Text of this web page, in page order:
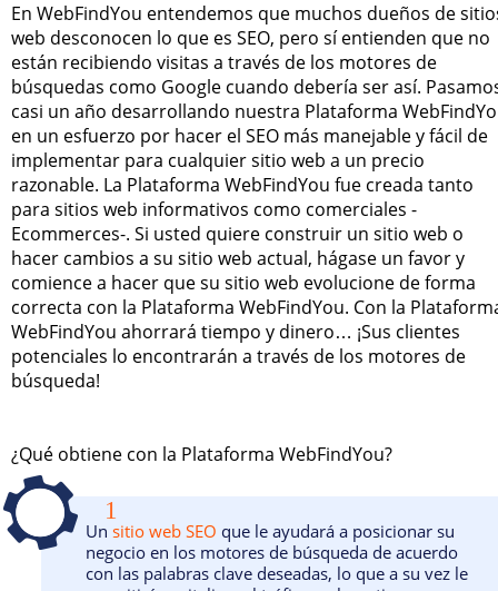
En WebFindYou entendemos que muchos dueños de
web desconocen lo que es SEO, pero sí entienden que no
están recibiendo visitas a través de los motores de
búsquedas como Google cuando debería ser así.
casi un año desarrollando nuestra Plataforma
en un esfuerzo por hacer el SEO más manejable y fácil de
implementar para cualquier sitio web a un precio
razonable. La Plataforma WebFindYou fue creada tanto
para sitios web informativos como comerciales -
Ecommerces-. Si usted quiere construir un sitio web o
hacer cambios a su sitio web actual, hágase un favor y
comience a hacer que su sitio web evolucione de forma
correcta con la Plataforma WebFindYou. Con la
WebFindYou ahorrará tiempo y dinero… ¡Sus clientes
potenciales lo encontrarán a través de los motores de
búsqueda!
¿Qué obtiene con la Plataforma WebFindYou?
1
Un sitio web SEO que le ayudará a posicionar su
negocio en los motores de búsqueda de acuerdo
con las palabras clave deseadas, lo que a su vez le